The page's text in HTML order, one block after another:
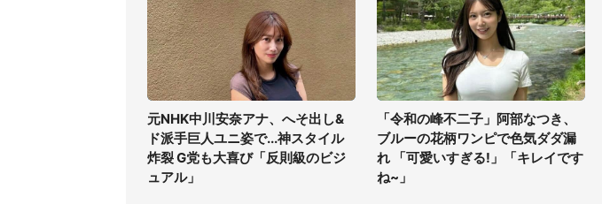
元NHK中川安奈アナ、へそ出し&
ド派手巨人ユニ姿で...神スタイル
炸裂 G党も大喜び「反則級のビジ
ュアル」
「令和の峰不二子」阿部なつき、
ブルーの花柄ワンピで色気ダダ漏
れ 「可愛いすぎる!」「キレイです
ね~」